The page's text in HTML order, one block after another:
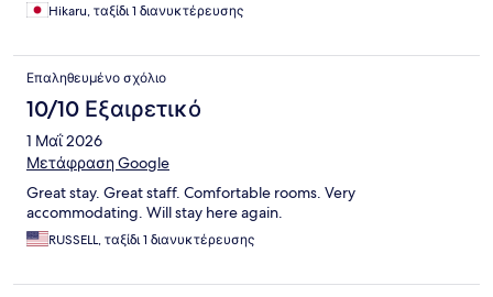
Hikaru, ταξίδι 1 διανυκτέρευσης
Επαληθευμένο σχόλιο
10/10 Εξαιρετικό
1 Μαΐ 2026
Μετάφραση Google
Great stay. Great staff. Comfortable rooms. Very
accommodating. Will stay here again.
RUSSELL, ταξίδι 1 διανυκτέρευσης